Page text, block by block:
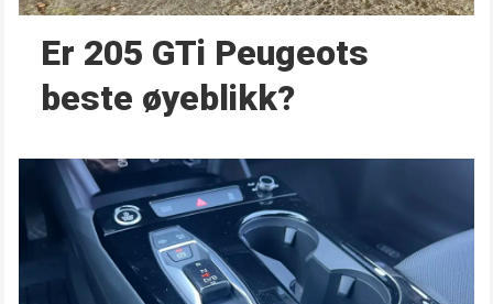
Er 205 GTi Peugeots
beste øyeblikk?